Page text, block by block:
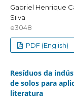
Gabriel Henrique
Silva
e3048
PDF (English)
Resíduos da
de solos para
literatura